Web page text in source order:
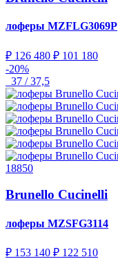
лоферы MZFLG3069P
₽ 126 480 ₽ 101 180
-20%
37 / 37,5
18850
Brunello Cucinelli
лоферы MZSFG3114
₽ 153 140 ₽ 122 510